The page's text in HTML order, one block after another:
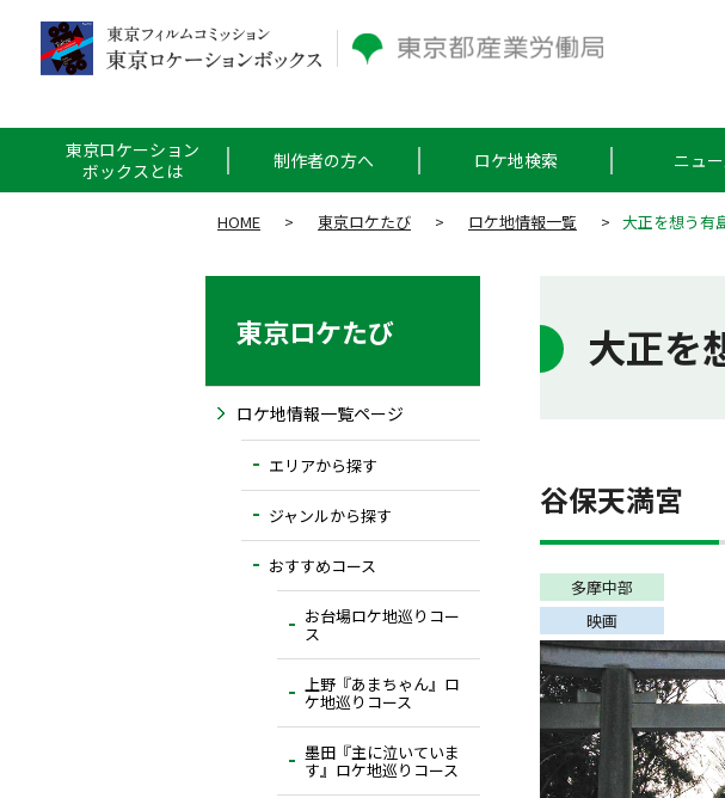
東京ロケーション
ボックスとは
制作者の方へ ロケ地検索 ニュ
HOME > 東京ロケたび > ロケ地情報一覧 > 大正を想う有
大正を
谷保天満宮
多摩中部
映画
東京ロケたび
ロケ地情報一覧ページ
エリアから探す
ジャンルから探す
おすすめコース
お台場ロケ地巡りコー
ス
上野『あまちゃん』ロ
ケ地巡りコース
墨田『主に泣いていま
す』ロケ地巡りコース